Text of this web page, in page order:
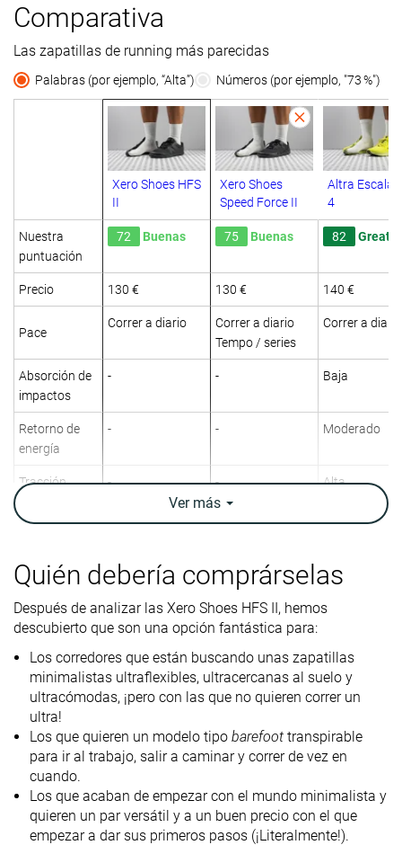
Comparativa
Las zapatillas de running más parecidas
Palabras (por ejemplo, “Alta”) Números (por ejemplo, "73 %")
Xero Shoes HFS
II
Xero Shoes
Speed Force II
Altra
4
Nuestra
puntuación
72 Buenas 75 Buenas 82 Great
Precio 130 € 130 € 140 €
Pace
Correr a diario
Correr a diario
Tempo / series
Correr a diario
Absorción de
impactos
- - Baja
Retorno de
energía
- - Moderado
Tracción - - Alta
Arch support
laboratorio
Peso marca
8.3 oz / 235g 6 oz / 170g 9.5 oz / 269g
Lightweight ✓
Drop
laboratorio
Drop marca
1.0 mm
0.0 mm
0.1 mm
0.0 mm
1.4 mm
0.0 mm
Medio/antepié Mid/forefoot
Talla
Rigidez de la
mediasuela
- - Equilibrada
Ver más
Quién debería comprárselas
Después de analizar las Xero Shoes HFS II, hemos
descubierto que son una opción fantástica para:
Los corredores que están buscando unas zapatillas
minimalistas ultraflexibles, ultracercanas al suelo y
ultracómodas, ¡pero con las que no quieren correr un
ultra!
Los que quieren un modelo tipo barefoot transpirable
para ir al trabajo, salir a caminar y correr de vez en
cuando.
Los que acaban de empezar con el mundo minimalista y
quieren un par versátil y a un buen precio con el que
empezar a dar sus primeros pasos (¡Literalmente!).